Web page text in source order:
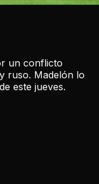
un conflicto
ruso. Madelón lo
este jueves.